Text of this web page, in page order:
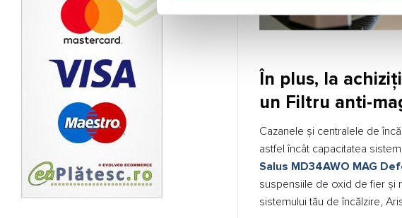
În plus, la
un Filtru anti-
Cazanele și centralele de
astfel încât capacitatea
Salus MD34AWO MAG
suspensiile de oxid de fier și
sistemului tău de încălzire,